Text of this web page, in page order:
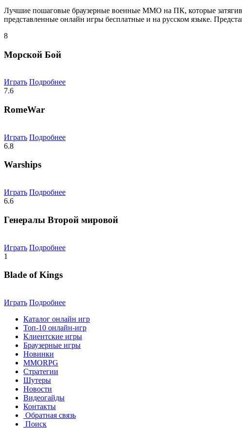
Лучшие пошаговые браузерные военные MMO на ПК, которые
представленные онлайн игры бесплатные и на русском языке.
8
Морской Бой
Играть Подробнее
7.6
RomeWar
Играть Подробнее
6.8
Warships
Играть Подробнее
6.6
Генералы Второй мировой
Играть Подробнее
1
Blade of Kings
Играть Подробнее
Каталог онлайн игр
Топ-10 онлайн-игр
Клиентские игры
Браузерные игры
Новинки
MMORPG
Стратегии
Шутеры
Новости
Видеогайды
Контакты
Обратная связь
Поиск